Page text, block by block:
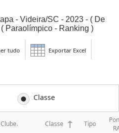
- Videira/SC - 2023 - ( De
Paraolímpico - Ranking )
tudo Exportar Excel
Classe
Clube. Classe Tipo